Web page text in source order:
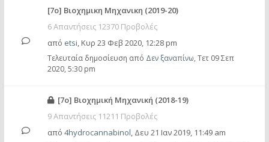
[7o] Βιοχημικη Μηχανικη (2019-20)
6 Απαντήσεις 12370 Προβολές
από etsi, Κυρ 23 Φεβ 2020, 12:28 pm
Τελευταία δημοσίευση από Δεν ξαναπίνω, Τετ 09 Σεπ
2020, 5:30 pm
[7ο] Βιοχημική Μηχανική (2018-19)
9 Απαντήσεις 11211 Προβολές
από 4hydrocannabinol, Δευ 21 Ιαν 2019, 11:49 am